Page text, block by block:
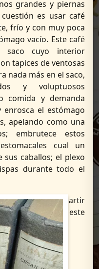
grandes y piernas
es usar café
frío y con muy poca
vacío. Este café
cuyo interior
tapices de ventosas
nada más en el saco,
y voluptuosos
comida y demanda
el estómago
apelando como una
embrutece estos
cual un
caballos; el plexo
durante todo el
A partir
de este